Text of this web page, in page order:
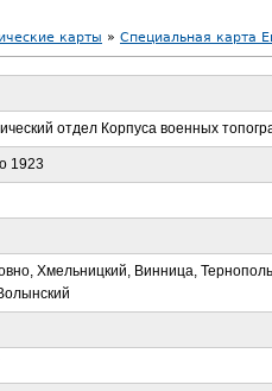
карты » Специальная карта
отдел Корпуса военных
1923
Хмельницкий, Винница,